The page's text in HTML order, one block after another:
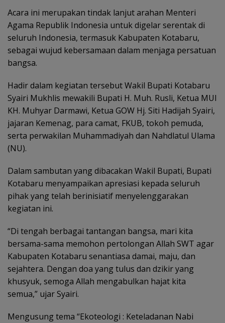
Acara ini merupakan tindak lanjut arahan Menteri
Agama Republik Indonesia untuk digelar serentak di
seluruh Indonesia, termasuk Kabupaten Kotabaru,
sebagai wujud kebersamaan dalam menjaga persatuan
bangsa.
Hadir dalam kegiatan tersebut Wakil Bupati Kotabaru
Syairi Mukhlis mewakili Bupati H. Muh. Rusli, Ketua MUI
KH. Muhyar Darmawi, Ketua GOW Hj. Siti Hadijah Syairi,
jajaran Kemenag, para camat, FKUB, tokoh pemuda,
serta perwakilan Muhammadiyah dan Nahdlatul Ulama
(NU).
Dalam sambutan yang dibacakan Wakil Bupati, Bupati
Kotabaru menyampaikan apresiasi kepada seluruh
pihak yang telah berinisiatif menyelenggarakan
kegiatan ini.
“Di tengah berbagai tantangan bangsa, mari kita
bersama-sama memohon pertolongan Allah SWT agar
Kabupaten Kotabaru senantiasa damai, maju, dan
sejahtera. Dengan doa yang tulus dan dzikir yang
khusyuk, semoga Allah mengabulkan hajat kita
semua,” ujar Syairi.
Mengusung tema “Ekoteologi : Keteladanan Nabi